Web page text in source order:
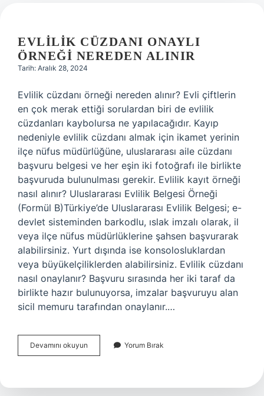
EVLILIK CÜZDANI ONAYLI
ÖRNEĞI NEREDEN ALINIR
Tarih: Aralık 28, 2024
Evlilik cüzdanı örneği nereden alınır? Evli çiftlerin
en çok merak ettiği sorulardan biri de evlilik
cüzdanları kaybolursa ne yapılacağıdır. Kayıp
nedeniyle evlilik cüzdanı almak için ikamet yerinin
ilçe nüfus müdürlüğüne, uluslararası aile cüzdanı
başvuru belgesi ve her eşin iki fotoğrafı ile birlikte
başvuruda bulunulması gerekir. Evlilik kayıt örneği
nasıl alınır? Uluslararası Evlilik Belgesi Örneği
(Formül B)Türkiye’de Uluslararası Evlilik Belgesi; e-
devlet sisteminden barkodlu, ıslak imzalı olarak, il
veya ilçe nüfus müdürlüklerine şahsen başvurarak
alabilirsiniz. Yurt dışında ise konsolosluklardan
veya büyükelçiliklerden alabilirsiniz. Evlilik cüzdanı
nasıl onaylanır? Başvuru sırasında her iki taraf da
birlikte hazır bulunuyorsa, imzalar başvuruyu alan
sicil memuru tarafından onaylanır.…
Devamını okuyun
Cüzdanı
Nereden
Yorum Bırak